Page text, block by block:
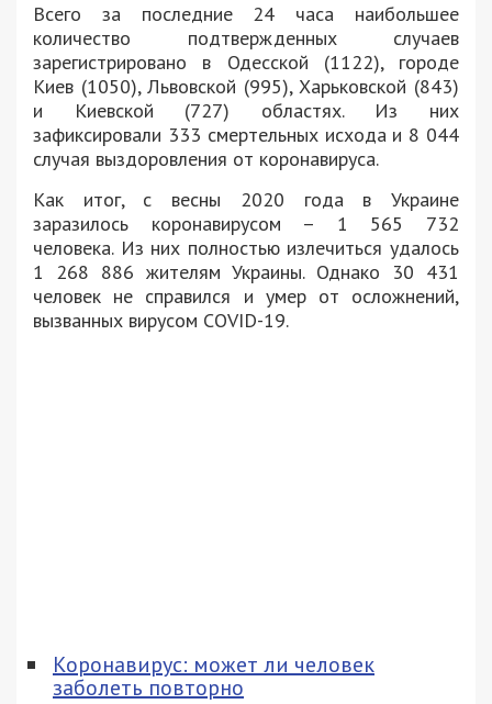
Всего за последние 24 часа наибольшее
количество подтвержденных случаев
зарегистрировано в Одесской (1122), городе
Киев (1050), Львовской (995), Харьковской (843)
и Киевской (727) областях. Из них
зафиксировали 333 смертельных исхода и 8 044
случая выздоровления от коронавируса.
Как итог, с весны 2020 года в Украине
заразилось коронавирусом – 1 565 732
человека. Из них полностью излечиться удалось
1 268 886 жителям Украины. Однако 30 431
человек не справился и умер от осложнений,
вызванных вирусом COVID-19.
Коронавирус: может ли человек
заболеть повторно